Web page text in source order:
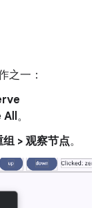
之一：
。
组 > 观察节点。